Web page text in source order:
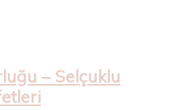
– Selçuklu